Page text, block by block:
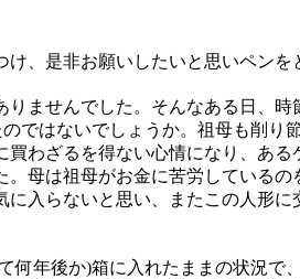
、是非お願いしたいと思いペンを
ませんでした。そんなある日、
ではないでしょうか。祖母も削り
わざるを得ない心情になり、あ
母は祖母がお金に苦労している
入らないと思い、またこの人形
年後か)箱に入れたままの状況で